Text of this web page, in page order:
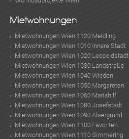
Mietwohnungen
Mietwohnungen Wien 1120 Meidling
Mietwohnungen Wien 1010 Innere Stadt
Mietwohnungen Wien 1020 Leopoldstadt
Mietwohnungen Wien 1030 Landstraße
Mietwohnungen Wien 1040 Wieden
Mietwohnungen Wien 1050 Margareten
Mietwohnungen Wien 1060 Mariahilf
Mietwohnungen Wien 1080 Josefstadt
Mietwohnungen Wien 1090 Alsergrund
Mietwohnungen Wien 1100 Favoriten
Mietwohnungen Wien 1110 Simmering